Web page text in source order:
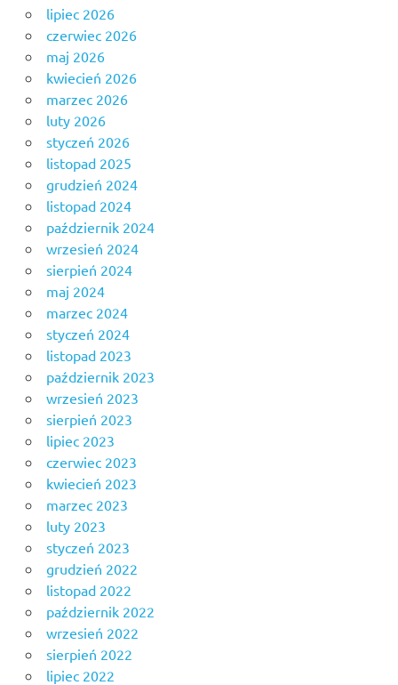
lipiec 2026
czerwiec 2026
maj 2026
kwiecień 2026
marzec 2026
luty 2026
styczeń 2026
listopad 2025
grudzień 2024
listopad 2024
październik 2024
wrzesień 2024
sierpień 2024
maj 2024
marzec 2024
styczeń 2024
listopad 2023
październik 2023
wrzesień 2023
sierpień 2023
lipiec 2023
czerwiec 2023
kwiecień 2023
marzec 2023
luty 2023
styczeń 2023
grudzień 2022
listopad 2022
październik 2022
wrzesień 2022
sierpień 2022
lipiec 2022